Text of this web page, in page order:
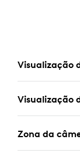
Visualização
Visualização
Zona da